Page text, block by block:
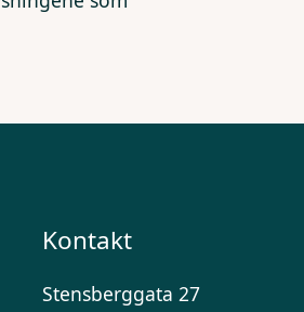
Kontakt
Stensberggata 27